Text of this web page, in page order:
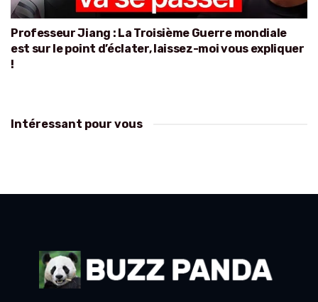
Professeur Jiang : La Troisième Guerre mondiale
est sur le point d’éclater, laissez-moi vous expliquer
!
Intéressant pour vous